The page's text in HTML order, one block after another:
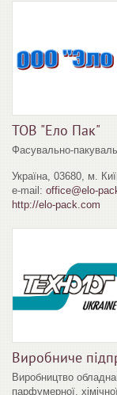
ТОВ "Ело Пак"
Фасувально-
Україна, 03680, м.
e-mail: office@elo-
http://elo-pack.com
Виробниче
Виробництво
парфумерної,